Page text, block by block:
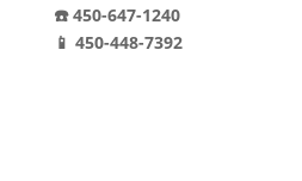
☎️ 450-647-1240
📱 450-448-7392